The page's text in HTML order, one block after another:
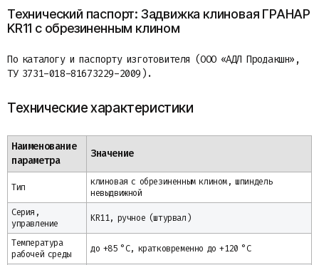
Технический паспорт: Задвижка клиновая ГРАНАР
KR11 с обрезиненным клином
По каталогу и паспорту изготовителя (ООО «АДЛ Продакшн»,
ТУ 3731-018-81673229-2009).
Технические характеристики
Наименование
параметра
Значение
Тип
клиновая с обрезиненным клином, шпиндель
невыдвижной
Серия,
управление
KR11, ручное (штурвал)
Температура
рабочей среды
до +85 °C, кратковременно до +120 °C